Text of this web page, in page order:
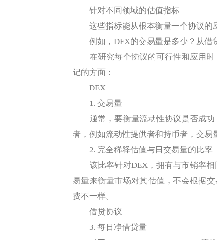
针对不同领域的估值指标
这些指标能从根本衡量一个协议的
例如，DEX的交易量是多少？从借
在研究每个协议的可行性和应用时
记的方面：
DEX
1. 交易量
通常，要衡量流动性协议是否成功
者，例如流动性提供者和持币者，交易
2. 完全稀释估值与日交易量的比率
该比率针对DEX，拥有与市销率相
易量来衡量市场对其估值，不会根据
费不一样。
借贷协议
3. 每日净借贷量